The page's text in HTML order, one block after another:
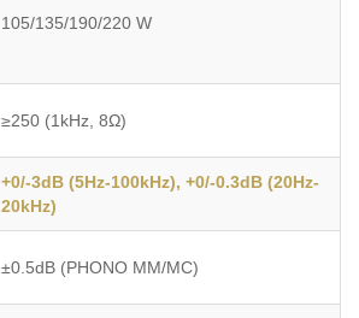
105/135/190/220 W
≥250 (1kHz, 8Ω)
+0/-3dB (5Hz-100kHz), +0/-0.3dB (20Hz-
20kHz)
±0.5dB (PHONO MM/MC)